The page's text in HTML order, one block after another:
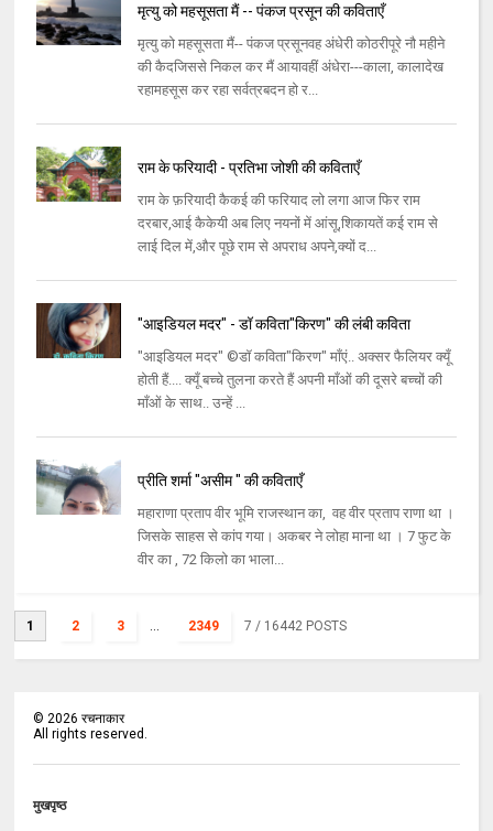
मृत्यु को महसूसता मैं -- पंकज प्रसून की कविताएँ
मृत्यु को महसूसता मैं-- पंकज प्रसूनवह अंधेरी कोठरीपूरे नौ महीने
की कैदजिससे निकल कर मैं आयावहीं अंधेरा---काला, कालादेख
रहामहसूस कर रहा सर्वत्रबदन हो र...
राम के फरियादी - प्रतिभा जोशी की कविताएँ
राम के फ़रियादी कैकई की फरियाद लो लगा आज फिर राम
दरबार,आई कैकेयी अब लिए नयनों में आंसू,शिकायतें कई राम से
लाई दिल में,और पूछे राम से अपराध अपने,क्यों द...
"आइडियल मदर" - डॉ कविता"किरण" की लंबी कविता
"आइडियल मदर" ©डॉ कविता"किरण" माँएं.. अक्सर फैलियर क्यूँ
होती हैं.... क्यूँ बच्चे तुलना करते हैं अपनी माँओं की दूसरे बच्चों की
माँओं के साथ.. उन्हें ...
प्रीति शर्मा "असीम " की कविताएँ
महाराणा प्रताप वीर भूमि राजस्थान का, वह वीर प्रताप राणा था ।
जिसके साहस से कांप गया। अकबर ने लोहा माना था । 7 फुट के
वीर का , 72 किलो का भाला...
1 2 3 ... 2349 7 / 16442 POSTS
©2026 रचनाकार
All rights reserved.
मुखपृष्ठ